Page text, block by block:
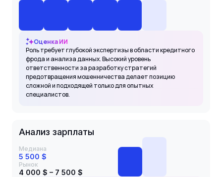
Оценка ИИ
Роль требует глубокой экспертизы в области кредитного
фрода и анализа данных. Высокий уровень
ответственности за разработку стратегий
предотвращения мошенничества делает позицию
сложной и подходящей только для опытных
специалистов.
Анализ зарплаты
Медиана
5 500 $
Рынок
4 000 $ – 7 500 $